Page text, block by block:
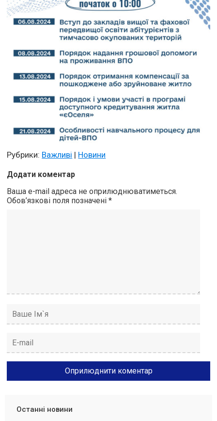
Рубрики: Важливі | Новини
Додати коментар
Ваша e-mail адреса не оприлюднюватиметься.
Обов’язкові поля позначені*
Останні новини